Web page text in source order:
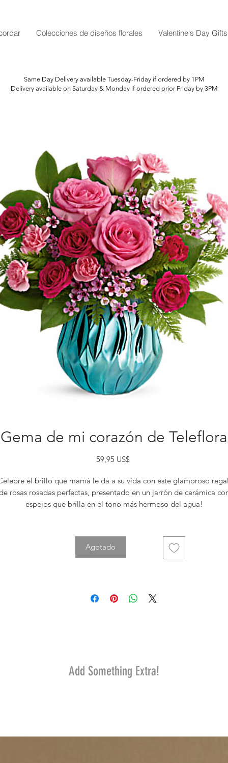
Colecciones de diseños florales Valentine's Day Gifts
Gema de mi corazón de Teleflora
59,95 US$Precio
el brillo que mamá le da a su vida con este glamoroso
rosas rosadas perfectas, presentado en un jarrón de cerámica
espejos que brilla en el tono más hermoso del agua!
miniatura y flor de cera lavanda se arreglan con helecho de hoja de
cuero y hoja de limón.
Entregado en jarrón Gem of My Heart de Teleflora.
Agotado
Add Something Extra!
Same Day Delivery available Tuesday-Friday if ordered by 1PM
Delivery available on Saturday & Monday if ordered prior Friday by 3PM